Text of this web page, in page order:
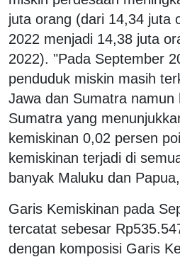
juta orang (dari 14,34 juta
2022 menjadi 14,38 juta
2022). "Pada September
penduduk miskin masih
Jawa dan Sumatra namun
Sumatra yang
kemiskinan 0,02 persen
kemiskinan terjadi di
banyak Maluku dan
Garis Kemiskinan pada
tercatat sebesar
dengan komposisi Garis